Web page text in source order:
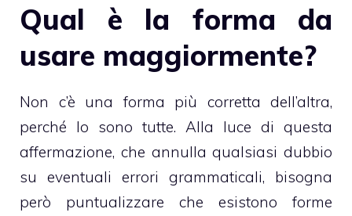
Qual è la forma da
usare maggiormente?
Non c’è una forma più corretta dell’altra,
perché lo sono tutte. Alla luce di questa
affermazione, che annulla qualsiasi dubbio
su eventuali errori grammaticali, bisogna
però puntualizzare che esistono forme